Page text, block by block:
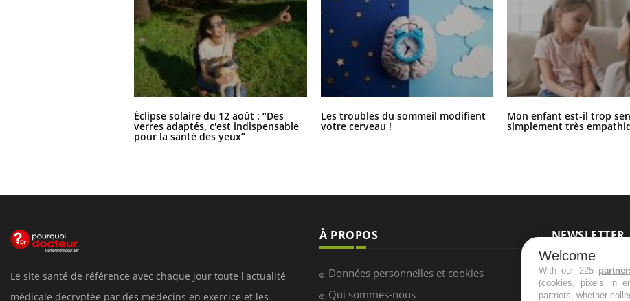
Éclipse solaire du 12 août : “Des
verres adaptés, c'est indispensable
pour la santé des yeux”
Les troubles du sommeil modifient
votre cerveau !
Mon enfant est-il trop
simplement très
Le site santé de référence avec chaque jour toute l'actualité
médicale decryptée par des médecins en exercice et les
À PROPOS
Données personnelles et cookies
Qui sommes-nous
NEWSLETTER
Recevez toutes
infos santé
Welcome
With our 225
(cookies, pixels in
partners, whether